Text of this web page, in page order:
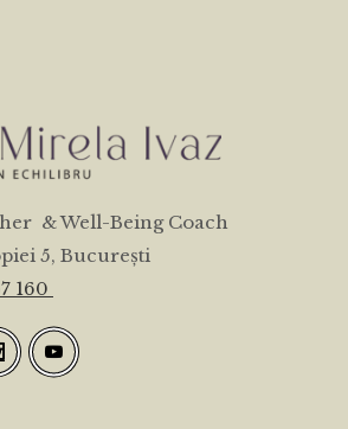
& Well-Being Coach
5, București
160